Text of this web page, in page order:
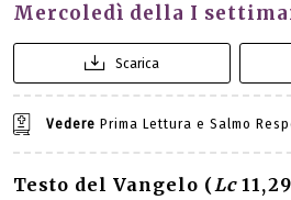
Mercoledì della I
Scarica
Vedere Prima Lettura e Salmo
Testo del Vangelo (Lc